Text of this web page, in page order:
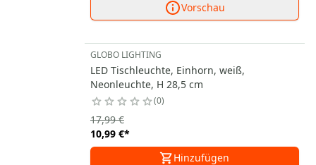
Vorschau
GLOBO LIGHTING
LED Tischleuchte, Einhorn, weiß,
Neonleuchte, H 28,5 cm
0
10,99 €*
17,99 €
Hinzufügen